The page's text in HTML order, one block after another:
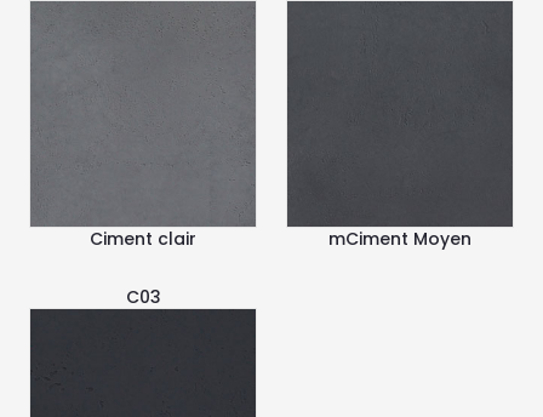
Ciment clair mCiment Moyen
C03